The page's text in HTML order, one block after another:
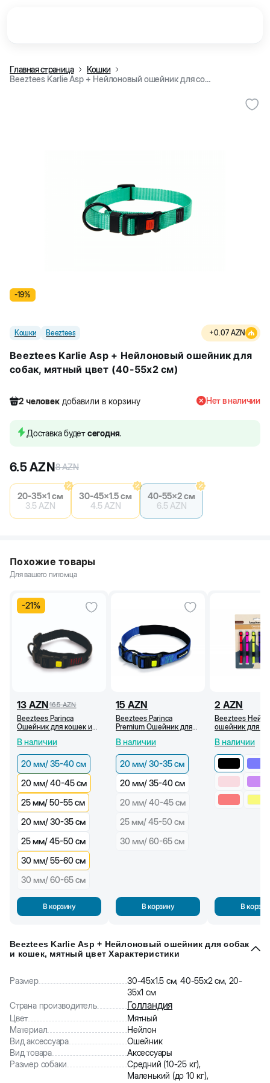
Главная страница
Кошки
Beeztees Karlie Asp + Нейлоновый ошейник для собак, мятный цвет (40-55x2 см)
-19%
Кошки Beeztees +0.07 AZN
Beeztees Karlie Asp + Нейлоновый ошейник для
собак, мятный цвет (40-55x2 см)
2 человек добавили в корзину
9 человек купили товар
Нет в наличии
Доставка будетсегодня.
6.5AZN8AZN
20-35x1 см
3.5 AZN
30-45x1.5 см
4.5 AZN
40-55x2 см
6.5 AZN
Похожие товары
Для вашего питомца
-21%
13 AZN16.5 AZN
Beeztees Parinca
Ошейник для кошек и
/35-40 см)
В наличии
20 мм/ 35-40 см
20 мм/ 40-45 см
25 мм/ 50-55 см
20 мм/ 30-35 см
25 мм/ 45-50 см
30 мм/ 55-60 см
30 мм/ 60-65 см
В корзину
15 AZN
Beeztees Parinca
Premium Ошейник для
(20 мм/30-35 см)
В наличии
20 мм/ 30-35 см
20 мм/ 35-40 см
20 мм/ 40-45 см
25 мм/ 45-50 см
30 мм/ 60-65 см
В корзину
2 AZN
Beeztees
ошейник для
В наличии
В
Beeztees Karlie Asp + Нейлоновый ошейник для собак
и кошек, мятный цвет Характеристики
Размер
30-45x1.5 см, 40-55x2 см, 20-
35x1 см
Страна производитель
Голландия
Цвет
Мятный
Материал
Нейлон
Вид аксессуара
Ошейник
Вид товара
Аксессуары
Размер собаки
Средний (10-25 кг),
Маленький (до 10 кг),